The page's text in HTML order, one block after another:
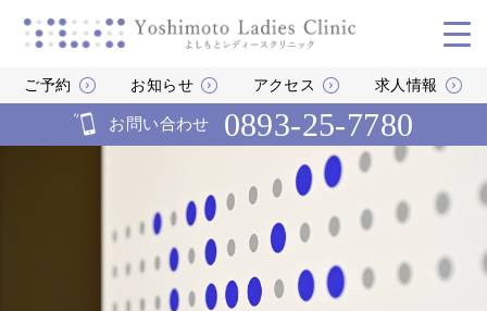
ご予約 お知らせ アクセス 求人情報
お問い合わせ 0893-25-7780